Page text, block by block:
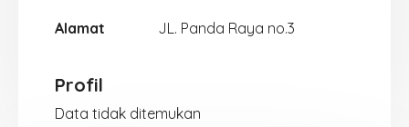
Alamat JL. Panda Raya no.3
Profil
Data tidak ditemukan